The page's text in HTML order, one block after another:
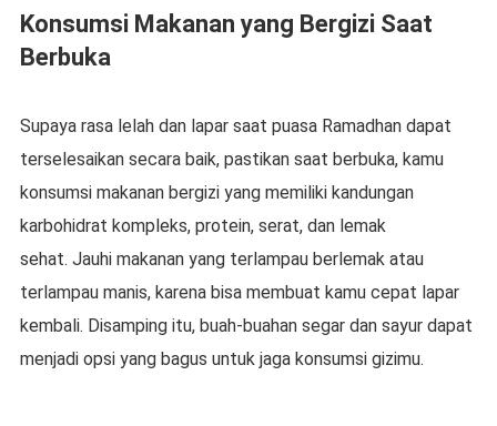
Konsumsi Makanan yang Bergizi Saat
Berbuka
Supaya rasa lelah dan lapar saat puasa Ramadhan dapat
terselesaikan secara baik, pastikan saat berbuka, kamu
konsumsi makanan bergizi yang memiliki kandungan
karbohidrat kompleks, protein, serat, dan lemak
sehat. Jauhi makanan yang terlampau berlemak atau
terlampau manis, karena bisa membuat kamu cepat lapar
kembali. Disamping itu, buah-buahan segar dan sayur dapat
menjadi opsi yang bagus untuk jaga konsumsi gizimu.